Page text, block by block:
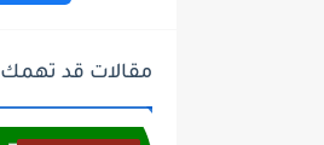
مقالات قد تهمك